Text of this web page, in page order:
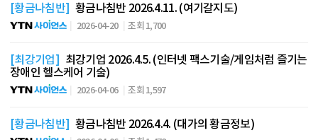
[황금나침반] 황금나침반 2026.4.11. (여기갈지도)
2026-04-20 조회 1,700
[최강기업] 최강기업 2026.4.5. (인터넷 팩스기술/게임처럼 즐기는
장애인 헬스케어 기술)
2026-04-06 조회 1,597
[황금나침반] 황금나침반 2026.4.4. (대가의 황금정보)